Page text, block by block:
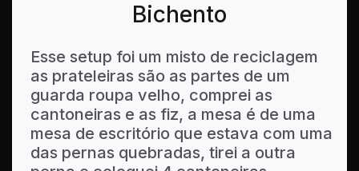
Bichento
Esse setup foi um misto de reciclagem
as prateleiras são as partes de um
guarda roupa velho, comprei as
cantoneiras e as fiz, a mesa é de uma
mesa de escritório que estava com uma
das pernas quebradas, tirei a outra